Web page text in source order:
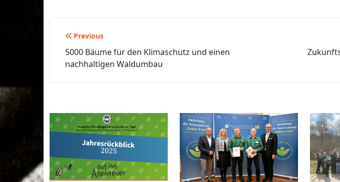
Beitragsnavigation
Previous
5000 Bäume für den Klimaschutz und einen
nachhaltigen Waldumbau